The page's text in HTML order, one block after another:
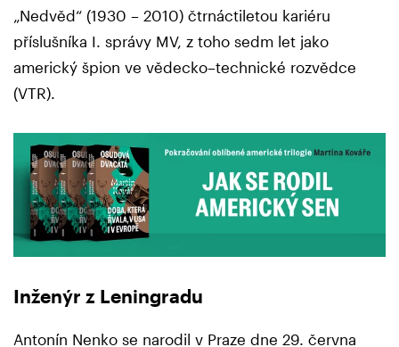
„Nedvěd“ (1930 – 2010) čtrnáctiletou kariéru
příslušníka I. správy MV, z toho sedm let jako
americký špion ve vědecko–technické rozvědce
(VTR).
Inženýr z Leningradu
Antonín Nenko se narodil v Praze dne 29. června